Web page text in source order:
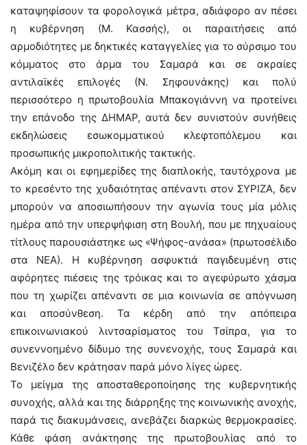
καταψηφίσουν τα φορολογικά μέτρα, αδιάφορο αν πέσει
η κυβέρνηση (Μ. Κασσής), οι παραιτήσεις από
αρμοδιότητες με δηκτικές καταγγελίες για το σύρσιμο του
κόμματος στο άρμα του Σαμαρά και σε ακραίες
αντιλαϊκές επιλογές (Ν. Σηφουνάκης) και πολύ
περισσότερο η πρωτοβουλία Μπακογιάννη να προτείνει
την επάνοδο της ΔΗΜΑΡ, αυτά δεν συνιστούν συνήθεις
εκδηλώσεις εσωκομματικού κλεφτοπόλεμου και
προσωπικής μικροπολιτικής τακτικής.
Ακόμη και οι εφημερίδες της διαπλοκής, ταυτόχρονα με
το κρεσέντο της χυδαιότητας απέναντι στον ΣΥΡΙΖΑ, δεν
μπορούν να αποσιωπήσουν την αγωνία τους μία μόλις
ημέρα από την υπερψήφιση στη Βουλή, που με πηχυαίους
τίτλους παρουσιάστηκε ως «Ψήφος-ανάσα» (πρωτοσέλιδο
στα ΝΕΑ). Η κυβέρνηση ασφυκτιά παγιδευμένη στις
αφόρητες πιέσεις της τρόικας και το αγεφύρωτο χάσμα
που τη χωρίζει απέναντι σε μια κοινωνία σε απόγνωση
και αποσύνθεση. Τα κέρδη από την απόπειρα
επικοινωνιακού λιντσαρίσματος του Τσίπρα, για το
συνεννοημένο δίδυμο της συνενοχής, τους Σαμαρά και
Βενιζέλο δεν κράτησαν παρά μόνο λίγες ώρες.
Το μείγμα της αποσταθεροποίησης της κυβερνητικής
συνοχής, αλλά και της διάρρηξης της κοινωνικής ανοχής,
παρά τις διακυμάνσεις, ανεβάζει διαρκώς θερμοκρασίες.
Κάθε φάση ανάκτησης της πρωτοβουλίας από το